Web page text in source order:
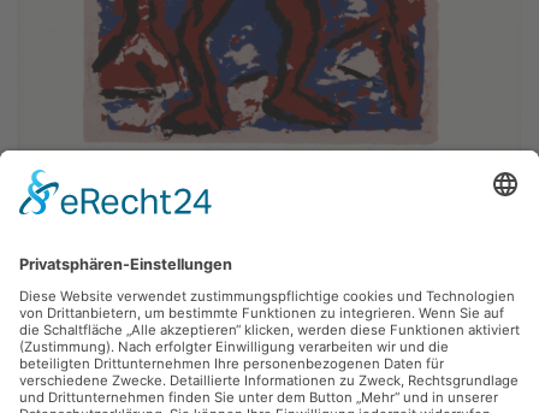
Frank Voigt,o. T.
1986, Siebdruck (Serigrafie), 35 x 50 cm, Inv.: B-07028
zurück